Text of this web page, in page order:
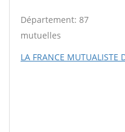
Département: 87
mutuelles
LA FRANCE MUTUALISTE